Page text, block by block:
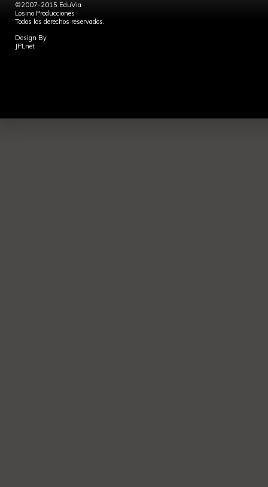
©2007-2015 EduVia
Losino Producciones
Todos los derechos reservados.
Design By
JPLnet